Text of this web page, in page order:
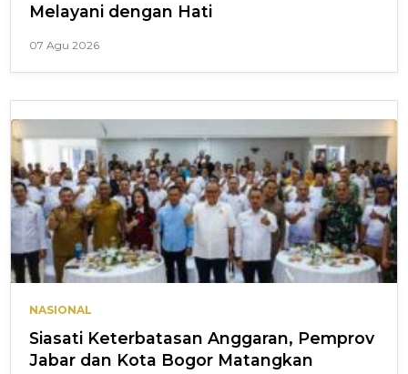
Melayani dengan Hati
07 Agu 2026
NASIONAL
Siasati Keterbatasan Anggaran, Pemprov
Jabar dan Kota Bogor Matangkan